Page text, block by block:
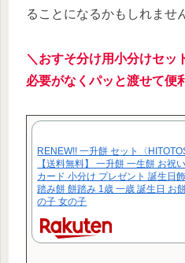
ることになるかもしれませ
＼ おすそ分け用小分けセッ
必要がなくパッと渡せて便
RENEW!! 一升餅 セット〈
【送料無料】 一升餅 一生餅 お祝
カード 小分け プレゼント 誕生日
踏み餅 餅踏み 1歳 一歳 誕生日 お
の子 女の子